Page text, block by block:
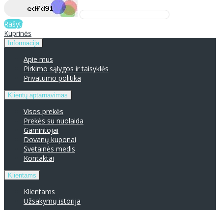
Rašyti
Kuprinės
Informacija
Apie mus
Pirkimo sąlygos ir taisyklės
Privatumo politika
Klientų aptarnavimas
Visos prekės
Prekės su nuolaida
Gamintojai
Dovanų kuponai
Svetainės medis
Kontaktai
Klientams
Klientams
Užsakymų istorija